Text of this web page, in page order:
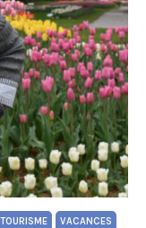
TOURISME VACANCES